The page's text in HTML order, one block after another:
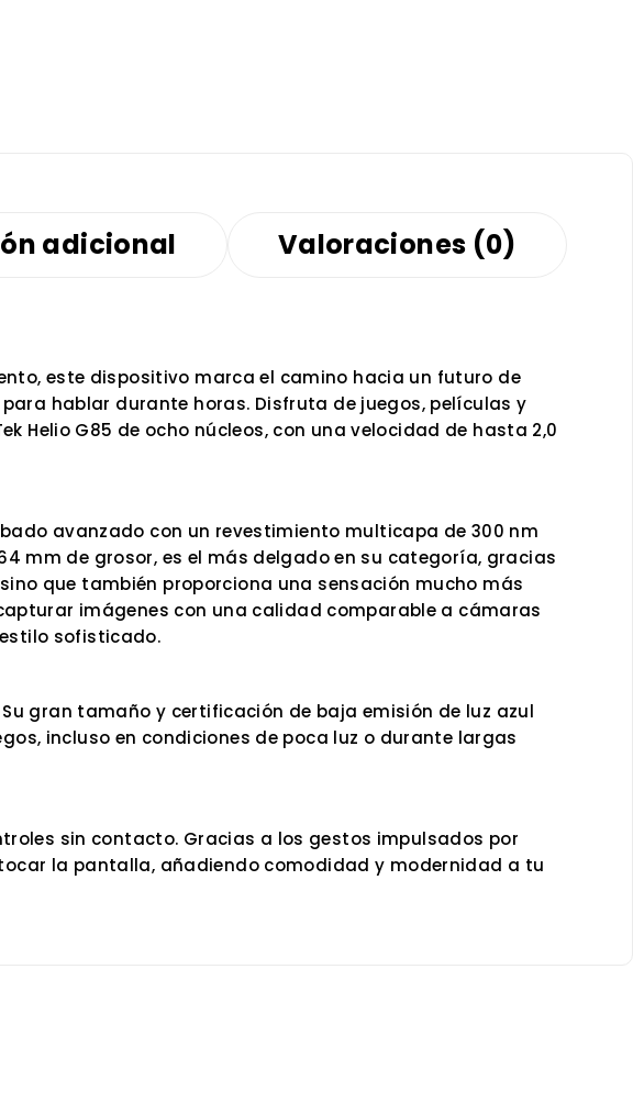
adicional Valoraciones (0)
este dispositivo marca el camino hacia un futuro de
hablar durante horas. Disfruta de juegos, películas y
Helio G85 de ocho núcleos, con una velocidad de hasta 2,0
avanzado con un revestimiento multicapa de 300 nm
mm de grosor, es el más delgado en su categoría, gracias
que también proporciona una sensación mucho más
imágenes con una calidad comparable a cámaras
sofisticado.
gran tamaño y certificación de baja emisión de luz azul
incluso en condiciones de poca luz o durante largas
sin contacto. Gracias a los gestos impulsados por
la pantalla, añadiendo comodidad y modernidad a tu